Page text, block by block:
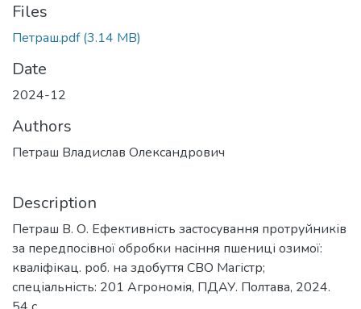
Files
Петраш.pdf(3.14 MB)
Date
2024-12
Authors
Петраш Владислав Олександрович
Description
Петраш В. О. Ефективність застосування протруйників
за передпосівної обробки насіння пшениці озимої:
кваліфікац. роб. на здобуття СВО Магістр;
спеціальність: 201 Агрономія, ПДАУ. Полтава, 2024.